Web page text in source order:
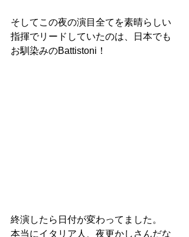
そしてこの夜の演目全てを素晴らしい
指揮でリードしていたのは、日本でも
お馴染みのBattistoni！
終演したら日付が変わってました。
本当にイタリア人、夜更かしさんだな